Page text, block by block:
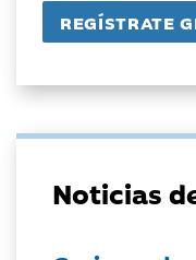
Noticias